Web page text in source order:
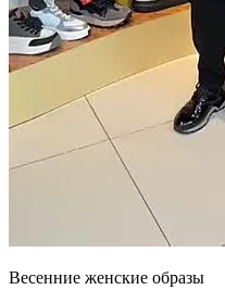
Весенние женские образы